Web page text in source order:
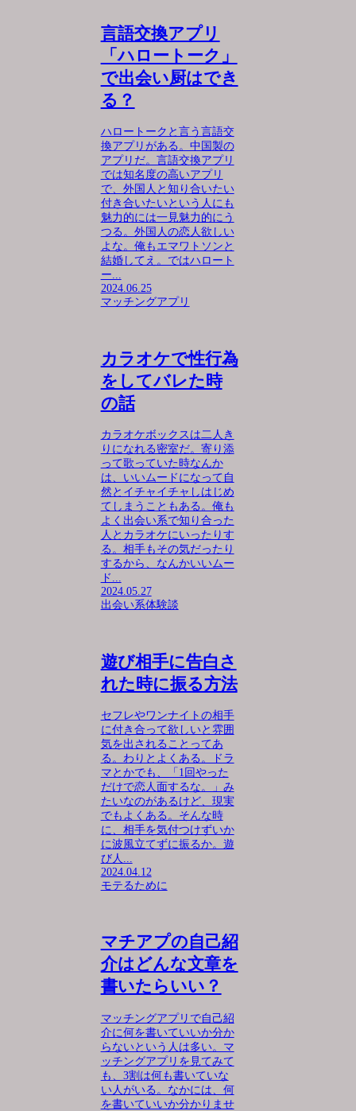
言語交換アプリ
「ハロートーク」
で出会い厨はでき
る？
ハロートークと言う言語交
換アプリがある。中国製の
アプリだ。言語交換アプリ
では知名度の高いアプリ
で、外国人と知り合いたい
付き合いたいという人にも
魅力的には一見魅力的にう
つる。外国人の恋人欲しい
よな。俺もエマワトソンと
結婚してえ。ではハロート
ー...
2024.06.25
マッチングアプリ
カラオケで性行為
をしてバレた時
の話
カラオケボックスは二人き
りになれる密室だ。寄り添
って歌っていた時なんか
は、いいムードになって自
然とイチャイチャしはじめ
てしまうこともある。俺も
よく出会い系で知り合った
人とカラオケにいったりす
る。相手もその気だったり
するから、なんかいいムー
ド...
2024.05.27
出会い系体験談
遊び相手に告白さ
れた時に振る方法
セフレやワンナイトの相手
に付き合って欲しいと雰囲
気を出されることってあ
る。わりとよくある。ドラ
マとかでも、「1回やった
だけで恋人面するな。」み
たいなのがあるけど、現実
でもよくある。そんな時
に、相手を気付つけずいか
に波風立てずに振るか。遊
び人...
2024.04.12
モテるために
マチアプの自己紹
介はどんな文章を
書いたらいい？
マッチングアプリで自己紹
介に何を書いていいか分か
らないという人は多い。マ
ッチングアプリを見てみて
も、3割は何も書いていな
い人がいる。なかには、何
を書いていいか分かりませ